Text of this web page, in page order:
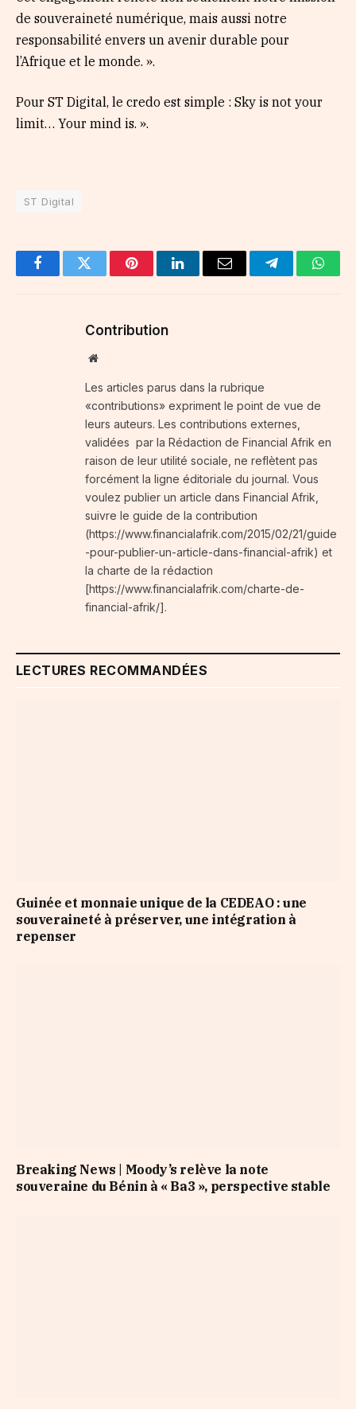
de souveraineté numérique, mais aussi notre
responsabilité envers un avenir durable pour
l’Afrique et le monde. ».
Pour ST Digital, le credo est simple : Sky is not your
limit… Your mind is. ».
ST Digital
FacebookTwitter PinterestLinkedInEmail Telegram
Contribution
Website
Les articles parus dans la rubrique
«contributions» expriment le point de vue de
leurs auteurs. Les contributions externes,
validées par la Rédaction de Financial Afrik en
raison de leur utilité sociale, ne reflètent pas
forcément la ligne éditoriale du journal. Vous
voulez publier un article dans Financial Afrik,
suivre le guide de la contribution
(https://www.financialafrik.com/2015/02/21/guide
-pour-publier-un-article-dans-financial-afrik) et
la charte de la rédaction
[https://www.financialafrik.com/charte-de-
financial-afrik/].
LECTURES RECOMMANDÉES
Guinée et monnaie unique de la CEDEAO : une
souveraineté à préserver, une intégration à
repenser
Breaking News | Moody’s relève la note
souveraine du Bénin à « Ba3 », perspective stable